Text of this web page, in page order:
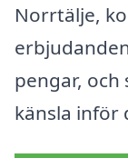
Norrtälje,
pengar,
känsla inför